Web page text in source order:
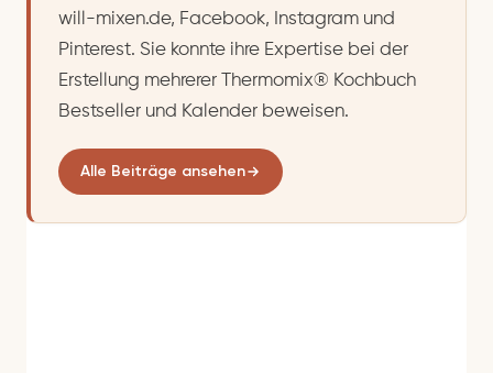
will-mixen.de, Facebook, Instagram und
Pinterest. Sie konnte ihre Expertise bei der
Erstellung mehrerer Thermomix® Kochbuch
Bestseller und Kalender beweisen.
Alle Beiträge ansehen